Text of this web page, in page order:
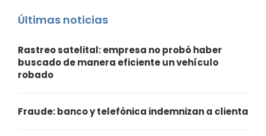
Últimas noticias
Rastreo satelital: empresa no probó haber
buscado de manera eficiente un vehículo
robado
Fraude: banco y telefónica indemnizan a clienta